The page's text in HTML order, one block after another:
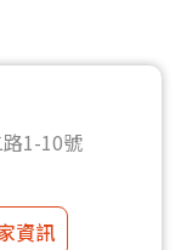
1-10號
資訊